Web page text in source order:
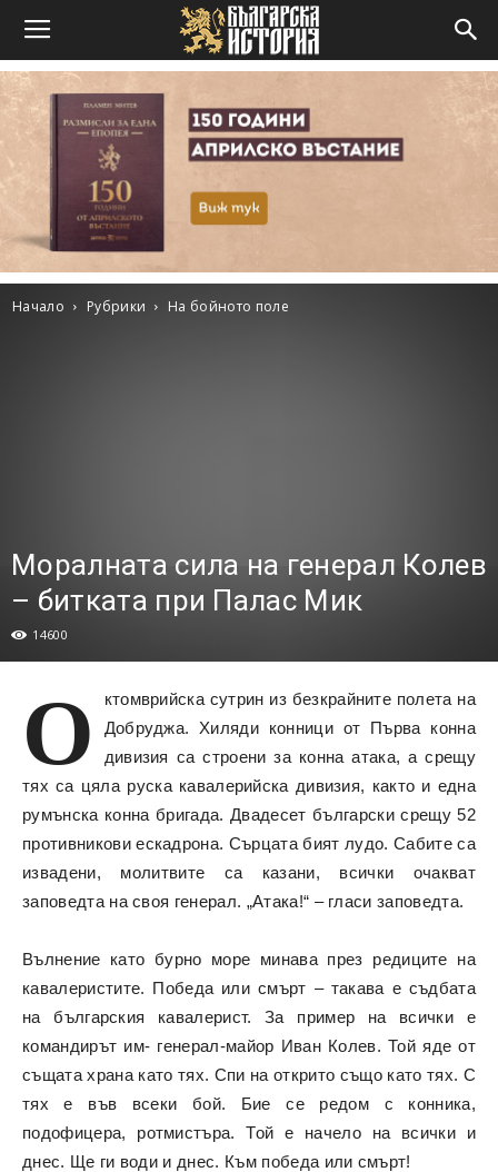
Начало Рубрики На бойното поле
Моралната сила на генерал Колев
– битката при Палас Мик
14600
О
ктомврийска сутрин из безкрайните полета на
Добруджа. Хиляди конници от Първа конна
дивизия са строени за конна атака, а срещу
тях са цяла руска кавалерийска дивизия, както и една
румънска конна бригада. Двадесет български срещу 52
противникови ескадрона. Сърцата бият лудо. Сабите са
извадени, молитвите са казани, всички очакват
заповедта на своя генерал. „Атака!“ – гласи заповедта.
Вълнение като бурно море минава през редиците на
кавалеристите. Победа или смърт – такава е съдбата
на българския кавалерист. За пример на всички е
командирът им- генерал-майор Иван Колев. Той яде от
същата храна като тях. Спи на открито също като тях. С
тях е във всеки бой. Бие се редом с конника,
подофицера, ротмистъра. Той е начело на всички и
днес. Ще ги води и днес. Към победа или смърт!